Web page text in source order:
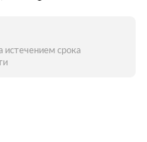
истечением срока